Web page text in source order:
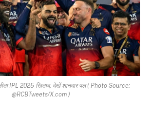
IPL 2025 खिताब, देखें शानदार पल ( Photo Source:
@RCBTweets/X.com )